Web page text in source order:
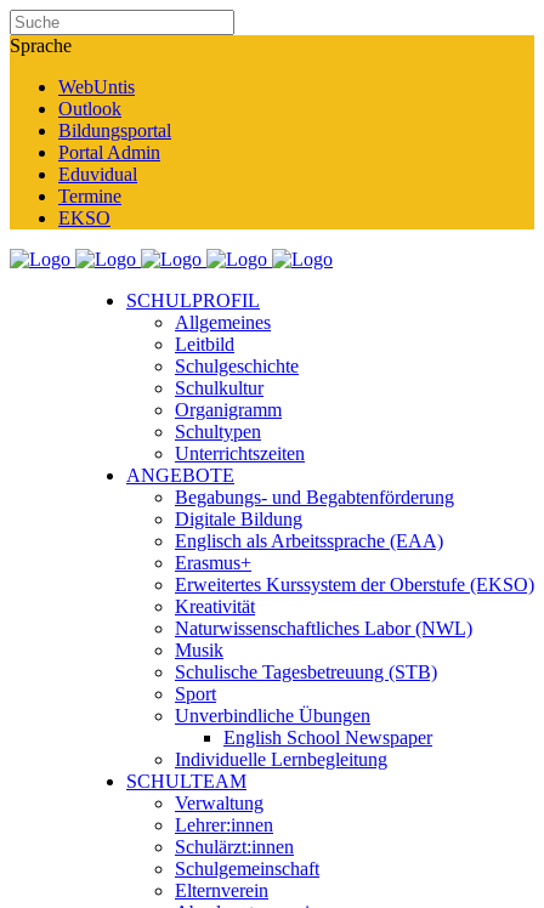
Sprache
WebUntis
Outlook
Bildungsportal
Portal Admin
Eduvidual
Termine
EKSO
SCHULPROFIL
Allgemeines
Leitbild
Schulgeschichte
Schulkultur
Organigramm
Schultypen
Unterrichtszeiten
ANGEBOTE
Begabungs- und Begabtenförderung
Digitale Bildung
Englisch als Arbeitssprache (EAA)
Erasmus+
Erweitertes Kurssystem der Oberstufe (EKSO)
Kreativität
Naturwissenschaftliches Labor (NWL)
Musik
Schulische Tagesbetreuung (STB)
Sport
Unverbindliche Übungen
English School Newspaper
Individuelle Lernbegleitung
SCHULTEAM
Verwaltung
Lehrer:innen
Schulärzt:innen
Schulgemeinschaft
Elternverein